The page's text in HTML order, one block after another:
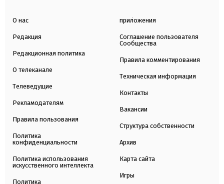
О нас
Редакция
Редакционная политика
О телеканале
Телеведущие
Рекламодателям
Правила пользования
Политика
конфиденциальности
Политика использования
искусственного интеллекта
Политика
приложения
Соглашение пользователя
Сообщества
Правила комментирования
Техническая информация
Контакты
Вакансии
Структура собственности
Архив
Карта сайта
Игры